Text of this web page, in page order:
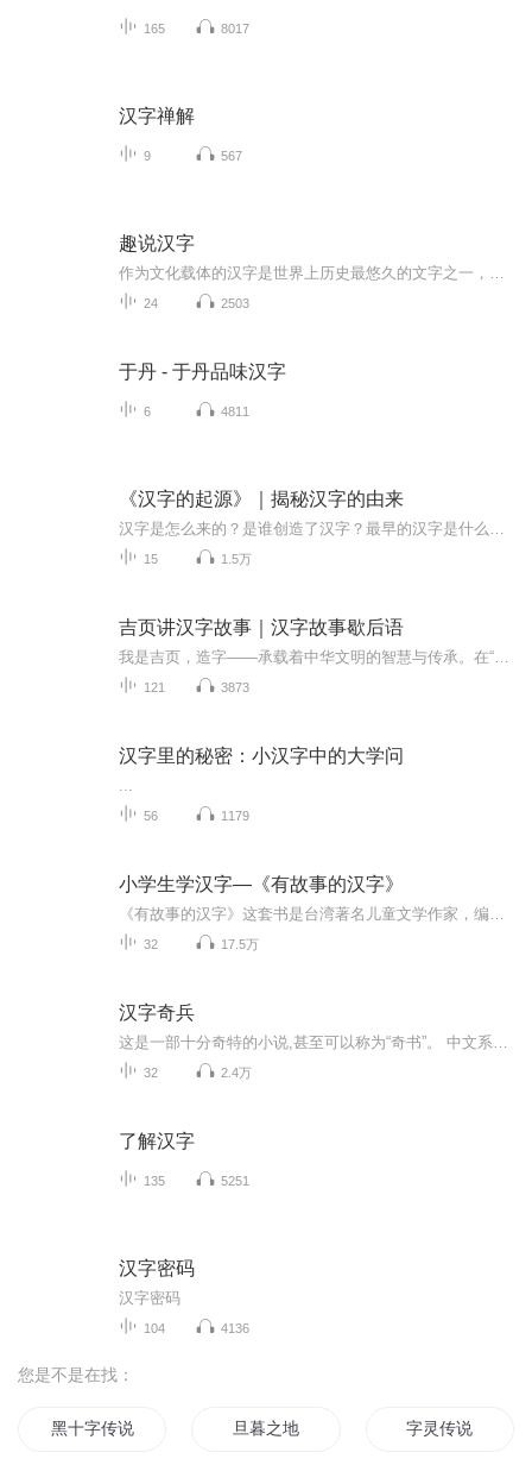
165 8017
汉字禅解
9 567
趣说汉字
24 2503
于丹 - 于丹品味汉字
6 4811
《汉字的起源》｜揭秘汉字的由来
15 1.5万
吉页讲汉字故事｜汉字故事歇后语
121 3873
汉字里的秘密：小汉字中的大学问
56 1179
小学生学汉字—《有故事的汉字》
32 17.5万
汉字奇兵
32 2.4万
了解汉字
135 5251
汉字密码
汉字密码
104 4136
您是不是在找：
黑十字传说 旦暮之地 字灵传说